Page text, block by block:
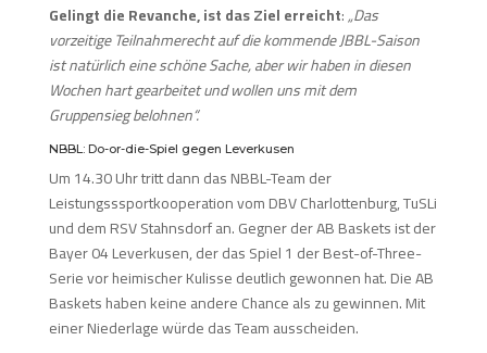
Gelingt die Revanche, ist das Ziel erreicht:„Das
vorzeitige Teilnahmerecht auf die kommende JBBL-Saison
ist natürlich eine schöne Sache, aber wir haben in diesen
Wochen hart gearbeitet und wollen uns mit dem
Gruppensieg belohnen“.
NBBL: Do-or-die-Spiel gegen Leverkusen
Um 14.30 Uhr tritt dann das NBBL-Team der
Leistungsssportkooperation vom DBV Charlottenburg, TuSLi
und dem RSV Stahnsdorf an. Gegner der AB Baskets ist der
Bayer 04 Leverkusen, der das Spiel 1 der Best-of-Three-
Serie vor heimischer Kulisse deutlich gewonnen hat. Die AB
Baskets haben keine andere Chance als zu gewinnen. Mit
einer Niederlage würde das Team ausscheiden.